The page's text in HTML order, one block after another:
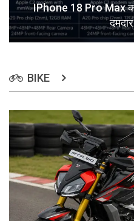
IPhone 18 Pro Max
BIKE